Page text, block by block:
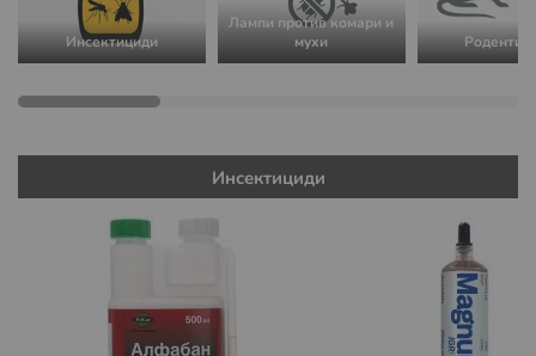
Инсектициди
Лампи против комари и
мухи
Инсектициди